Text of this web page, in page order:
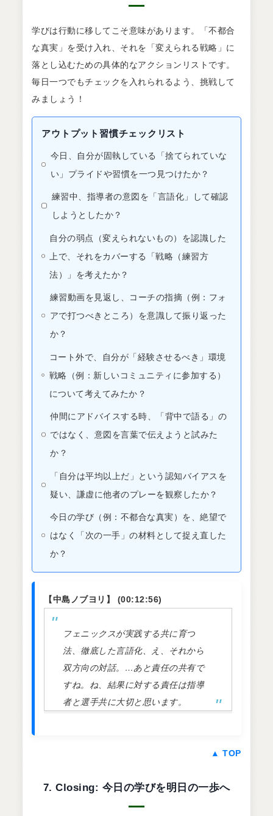
学びは行動に移してこそ意味があります。「不都合
な真実」を受け入れ、それを「変えられる戦略」に
落とし込むための具体的なアクションリストです。
毎日一つでもチェックを入れられるよう、挑戦して
みましょう！
アウトプット習慣チェックリスト
今日、自分が固執している「捨てられていな
い」プライドや習慣を一つ見つけたか？
練習中、指導者の意図を「言語化」して確認
しようとしたか？
自分の弱点（変えられないもの）を認識した
上で、それをカバーする「戦略（練習方
法）」を考えたか？
練習動画を見返し、コーチの指摘（例：フォ
アで打つべきところ）を意識して振り返った
か？
コート外で、自分が「経験させるべき」環境
戦略（例：新しいコミュニティに参加する）
について考えてみたか？
仲間にアドバイスする時、「背中で語る」の
ではなく、意図を言葉で伝えようと試みた
か？
「自分は平均以上だ」という認知バイアスを
疑い、謙虚に他者のプレーを観察したか？
今日の学び（例：不都合な真実）を、絶望で
はなく「次の一手」の材料として捉え直した
か？
【中島ノブヨリ】 (00:12:56)
フェニックスが実践する共に育つ
法、徹底した言語化、え、それから
双方向の対話。…あと責任の共有で
すね。ね、結果に対する責任は指導
者と選手共に大切と思います。
▲ TOP
7. Closing: 今日の学びを明日の一歩へ